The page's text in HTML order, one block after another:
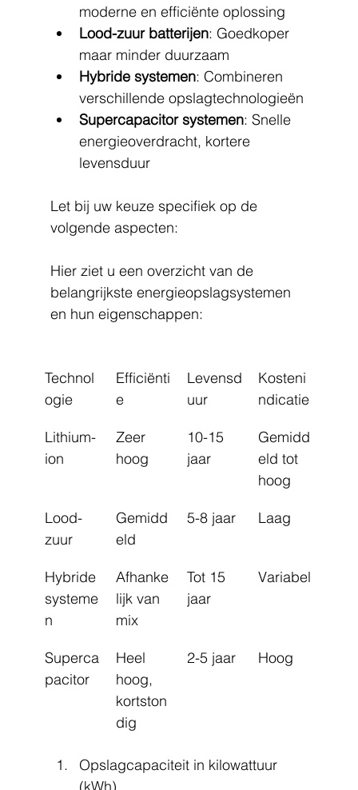
moderne en efficiënte oplossing
Lood-zuur batterijen: Goedkoper
maar minder duurzaam
Hybride systemen: Combineren
verschillende opslagtechnologieën
Supercapacitor systemen: Snelle
energieoverdracht, kortere
levensduur
Let bij uw keuze specifiek op de
volgende aspecten:
Hier ziet u een overzicht van de
belangrijkste energieopslagsystemen
en hun eigenschappen:
Technol
ogie
Efficiënti
e
Levensd
uur
Kosteni
ndicatie
Lithium-
ion
Zeer
hoog
10-15
jaar
Gemidd
eld tot
hoog
Lood-
zuur
Gemidd
eld
5-8 jaar Laag
Hybride
systeme
n
Afhanke
lijk van
mix
Tot 15
jaar
Variabel
Superca
pacitor
Heel
hoog,
kortston
dig
2-5 jaar Hoog
Opslagcapaciteit in kilowattuur
(kWh)